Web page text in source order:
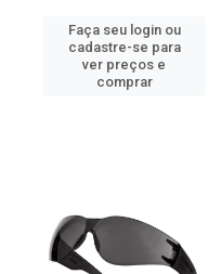
Faça seu login ou
cadastre-se para
ver preços e
comprar